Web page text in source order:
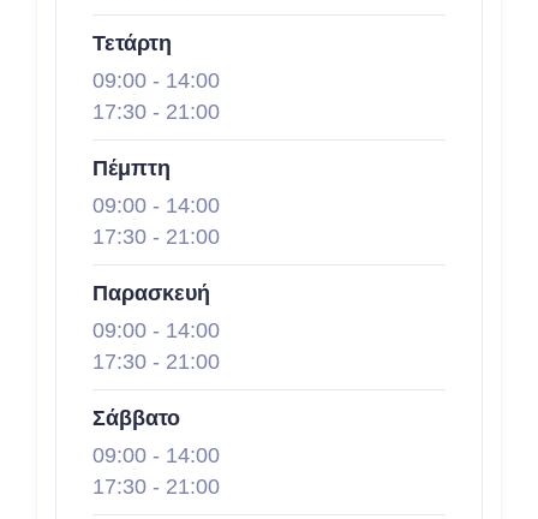
Τετάρτη
09:00 - 14:00
17:30 - 21:00
Πέμπτη
09:00 - 14:00
17:30 - 21:00
Παρασκευή
09:00 - 14:00
17:30 - 21:00
Σάββατο
09:00 - 14:00
17:30 - 21:00